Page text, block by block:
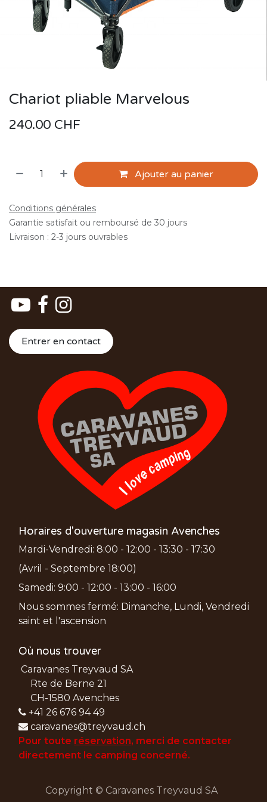
Chariot pliable Marvelous
240.00 CHF
Ajouter au panier
Conditions générales
Garantie satisfait ou remboursé de 30 jours
Livraison : 2-3 jours ouvrables
Entrer en contact
Horaires d'ouverture magasin Avenches
Mardi-Vendredi: 8:00 - 12:00 - 13:30 - 17:30
(Avril - Septembre 18:00)
Samedi: 9:00 - 12:00 - 13:00 - 16:00
Nous sommes fermé: Dimanche, Lundi, Vendredi
saint et l'ascension
Où nous trouver
Caravanes Treyvaud SA
Rte de Berne 21
CH-1580 Avenches
+41 26 676 94 49
caravanes@treyvaud.ch
Pour toute réservation, merci de contacter
directement le camping concerné.
Copyright © Caravanes Treyvaud SA